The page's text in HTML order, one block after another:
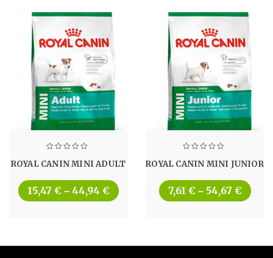
ROYAL CANIN MINI ADULT
15,47 € – 44,94 €
ROYAL CANIN MINI JUNIOR
7,61 € – 54,67 €